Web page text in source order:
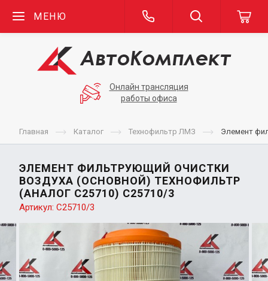
МЕНЮ
Онлайн трансляция
работы офиса
Главная Каталог Технофильтр ЛМЗ Элемент
ЭЛЕМЕНТ ФИЛЬТРУЮЩИЙ ОЧИСТКИ
ВОЗДУХА (ОСНОВНОЙ) ТЕХНОФИЛЬТР
(АНАЛОГ С25710) C25710/3
Артикул: C25710/3